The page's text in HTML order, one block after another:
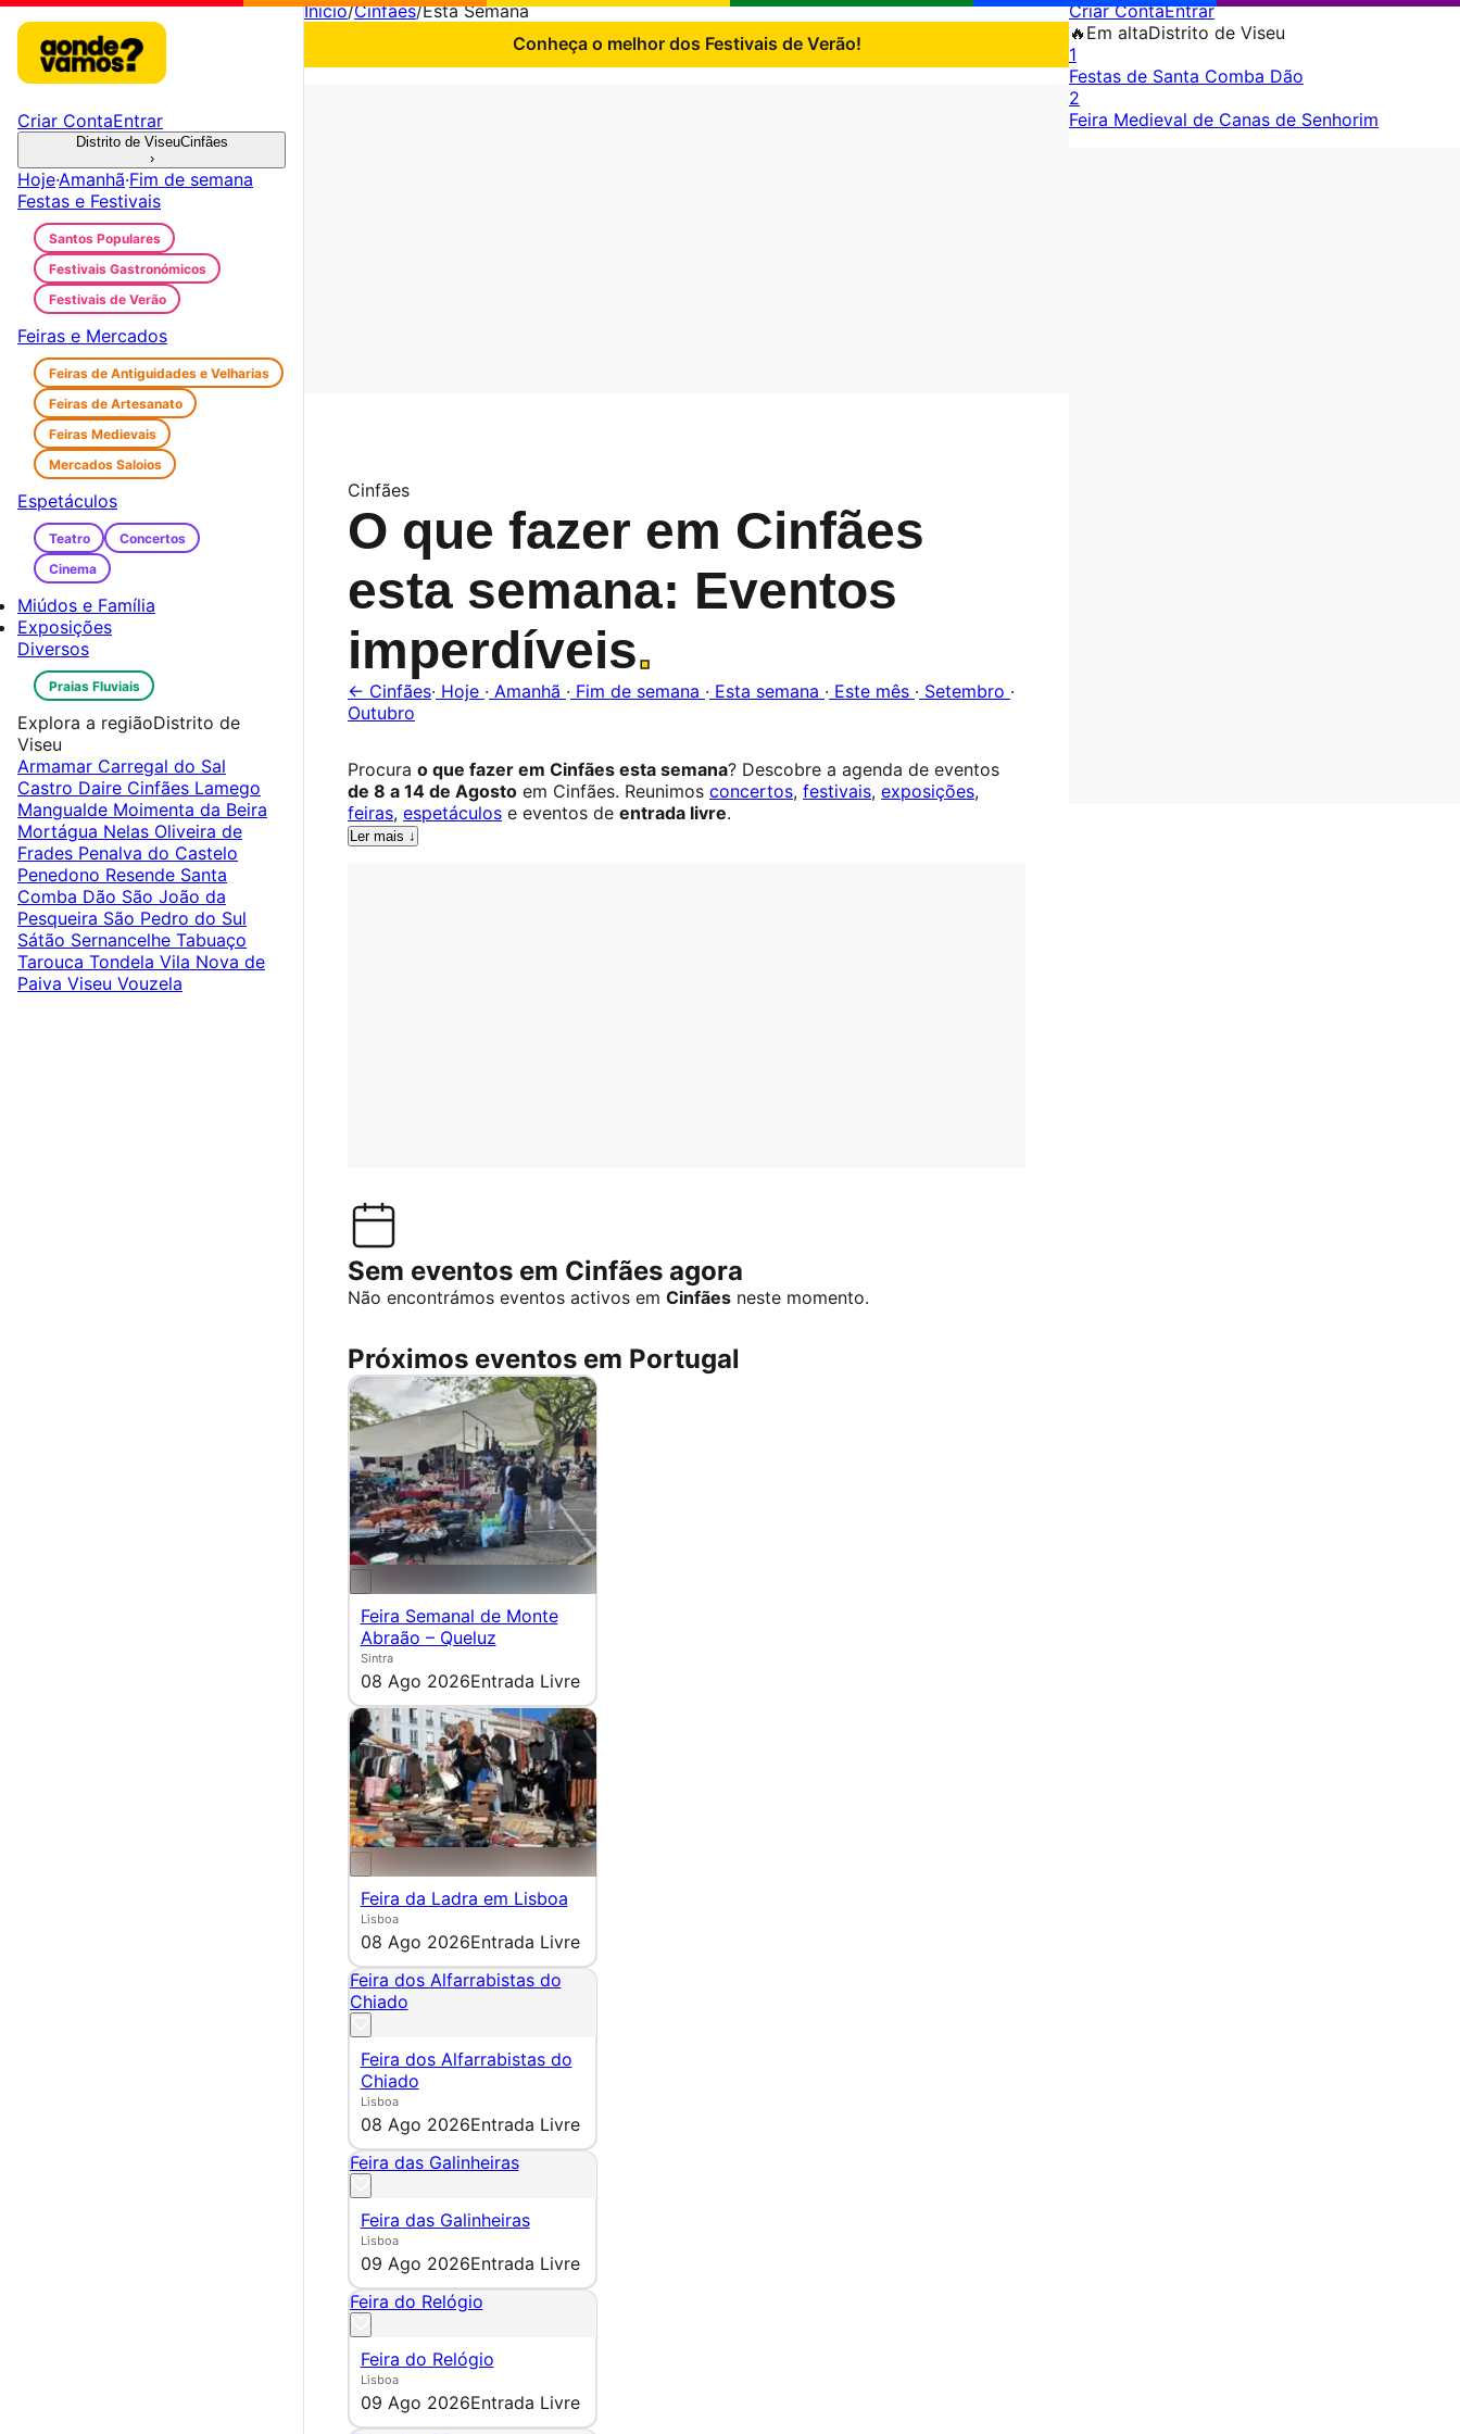
Início/Cinfães/Esta Semana
Conheça o melhor dos Festivais de Verão!
Cinfães
O que fazer em Cinfães
esta semana: Eventos
imperdíveis.
← Cinfães· Hoje · Amanhã · Fim de semana · Esta semana · Este mês · Setembro ·
Outubro
Procura o que fazer em Cinfães esta semana? Descobre a agenda de eventos
de 8 a 14 de Agosto em Cinfães. Reunimos concertos, festivais, exposições,
feiras, espetáculos e eventos de entrada livre.
Ler mais ↓
Sem eventos em Cinfães agora
Não encontrámos eventos activos em Cinfães neste momento.
Próximos eventos em Portugal
Feira Semanal de Monte
Abraão – Queluz
Sintra
08 Ago 2026Entrada Livre
Feira da Ladra em Lisboa
Lisboa
08 Ago 2026Entrada Livre
Feira dos Alfarrabistas do
Chiado
Feira dos Alfarrabistas do
Chiado
Lisboa
08 Ago 2026Entrada Livre
Feira das Galinheiras
Feira das Galinheiras
Lisboa
09 Ago 2026Entrada Livre
Feira do Relógio
Feira do Relógio
Lisboa
09 Ago 2026Entrada Livre
Criar ContaEntrar
🔥 Em altaDistrito de Viseu
1
Festas de Santa Comba Dão
2
Feira Medieval de Canas de Senhorim
Criar ContaEntrar
Distrito de ViseuCinfães
›
Hoje·Amanhã·Fim de semana
Festas e Festivais
Santos Populares
Festivais Gastronómicos
Festivais de Verão
Feiras e Mercados
Feiras de Antiguidades e Velharias
Feiras de Artesanato
Feiras Medievais
Mercados Saloios
Espetáculos
Teatro
Concertos
Cinema
Miúdos e Família
Exposições
Diversos
Praias Fluviais
Explora a regiãoDistrito de
Viseu
Armamar Carregal do Sal
Castro Daire Cinfães Lamego
Mangualde Moimenta da Beira
Mortágua Nelas Oliveira de
Frades Penalva do Castelo
Penedono Resende Santa
Comba Dão São João da
Pesqueira São Pedro do Sul
Sátão Sernancelhe Tabuaço
Tarouca Tondela Vila Nova de
Paiva Viseu Vouzela